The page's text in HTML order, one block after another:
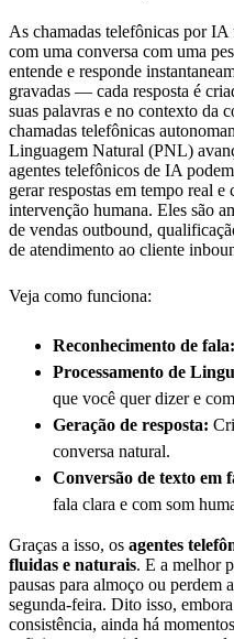
As chamadas telefônicas por
com uma conversa com uma
entende e responde
gravadas — cada resposta é
suas palavras e no contexto da
chamadas telefônicas
Linguagem Natural (PNL)
agentes telefônicos de IA
gerar respostas em tempo real
intervenção humana. Eles são
de vendas outbound,
de atendimento ao cliente
Veja como funciona:
Reconhecimento de fala:
Processamento de
que você quer dizer e
Geração de resposta:
conversa natural.
Conversão de texto em
fala clara e com som
Graças a isso, os agentes
fluidas e naturais. E a melhor
pausas para almoço ou perdem
segunda-feira. Dito isso,
consistência, ainda há